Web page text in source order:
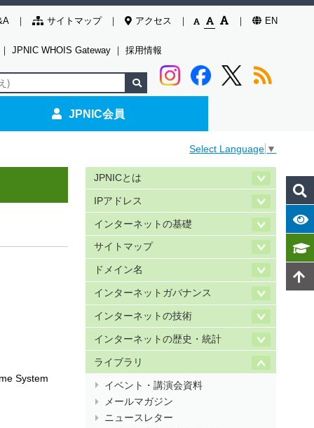
サイトマップ アクセス EN
｜ JPNIC WHOIS Gateway ｜ 採用情報
JPNIC会員
Select Language ▼
System
JPNICとは
IPアドレス
インターネットの基礎
サイトマップ
ドメイン名
インターネットガバナンス
インターネットの技術
インターネットの歴史・統計
ライブラリ
イベント・講演会資料
メールマガジン
ニュースレター